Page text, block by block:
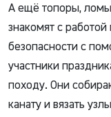
А ещё топоры,
знакомят с
безопасности с
участники
походу. Они
канату и вязать